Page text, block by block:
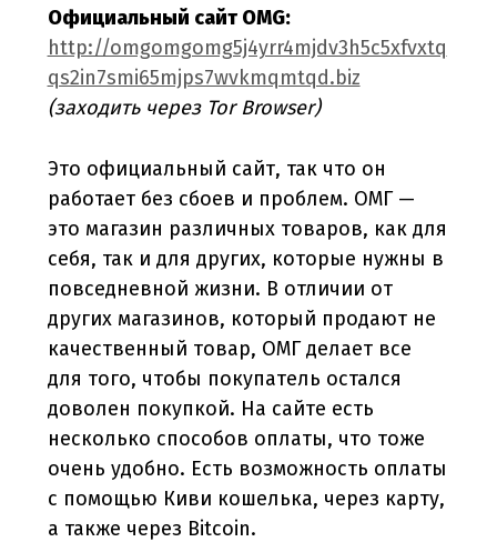
Официальный сайт OMG:
http://omgomgomg5j4yrr4mjdv3h5c5xfvxtq
qs2in7smi65mjps7wvkmqmtqd.biz
(заходить через Tor Browser)
Это официальный сайт, так что он
работает без сбоев и проблем. ОМГ —
это магазин различных товаров, как для
себя, так и для других, которые нужны в
повседневной жизни. В отличии от
других магазинов, который продают не
качественный товар, ОМГ делает все
для того, чтобы покупатель остался
доволен покупкой. На сайте есть
несколько способов оплаты, что тоже
очень удобно. Есть возможность оплаты
с помощью Киви кошелька, через карту,
а также через Bitcoin.